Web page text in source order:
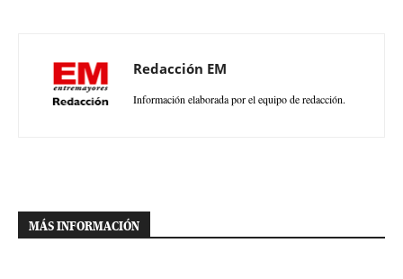
Redacción EM
Información elaborada por el equipo de redacción.
MÁS INFORMACIÓN